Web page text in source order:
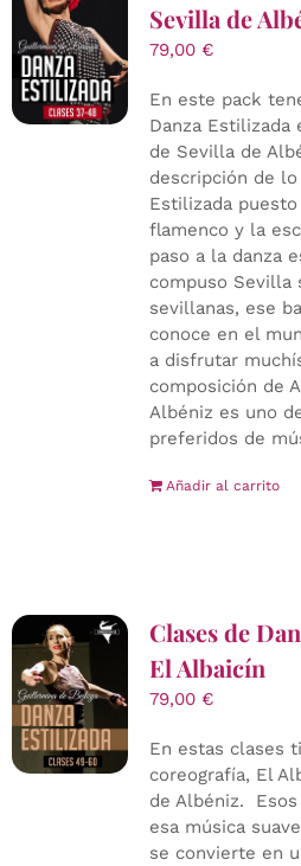
Sevilla de
79,00 €
En este pack
Danza Estilizada
de Sevilla de
descripción de
Estilizada
flamenco y la
paso a la danza
compuso Sevilla
sevillanas, ese
conoce en el
a disfrutar
composición de
Albéniz es uno
preferidos de
Añadir al carrito
Clases de
El Albaicín
79,00 €
En estas clases
coreografía, El
de Albéniz.
esa música
se convierte en